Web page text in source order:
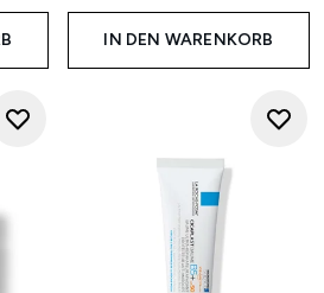
IN DEN WARENKORB